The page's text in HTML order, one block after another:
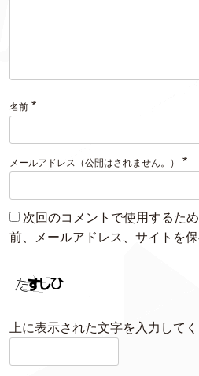
名前 *
メールアドレス（公開はされません。） *
次回のコメントで使用するた
前、メールアドレス、サイトを保
上に表示された文字を入力してく